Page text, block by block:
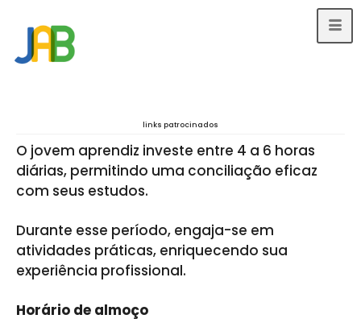
links patrocinados
O jovem aprendiz investe entre 4 a 6 horas
diárias, permitindo uma conciliação eficaz
com seus estudos.
Durante esse período, engaja-se em
atividades práticas, enriquecendo sua
experiência profissional.
Horário de almoço